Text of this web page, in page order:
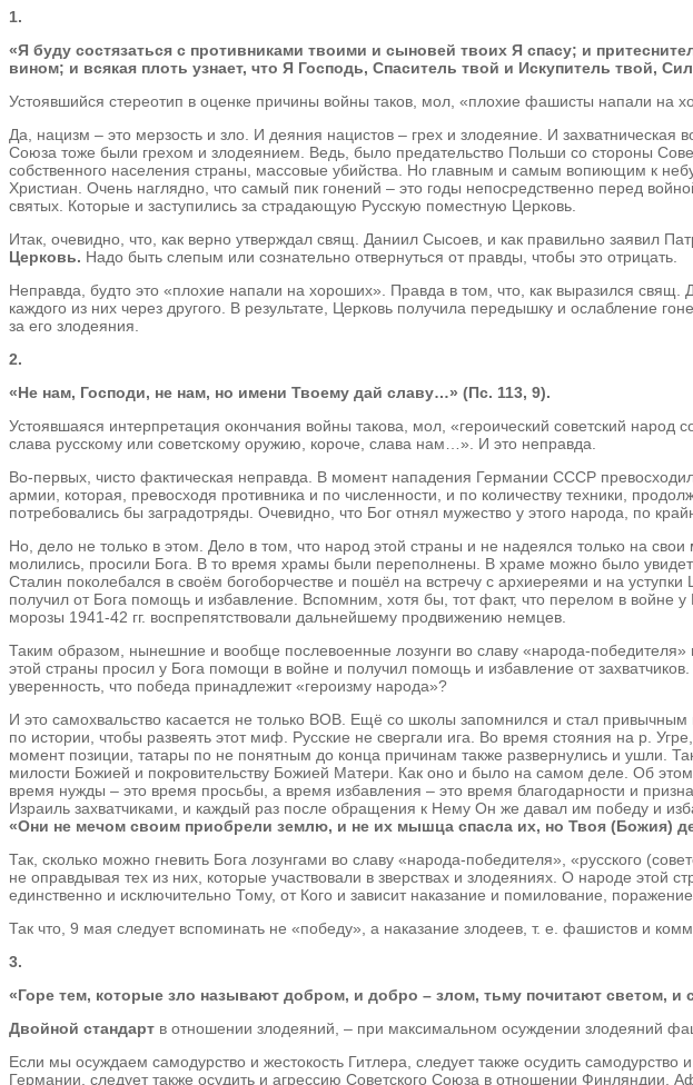
1.
«Я буду состязаться с противниками твоими и сыновей твоих Я спасу; и
вином; и всякая плоть узнает, что Я Господь, Спаситель твой и Искупитель твой,
Устоявшийся стереотип в оценке причины войны таков, мол, «плохие фашисты напали на
Да, нацизм – это мерзость и зло. И деяния нацистов – грех и злодеяние. И
Союза тоже были грехом и злодеянием. Ведь, было предательство Польши со стороны
собственного населения страны, массовые убийства. Но главным и самым вопиющим к
Христиан. Очень наглядно, что самый пик гонений – это годы непосредственно перед
святых. Которые и заступились за страдающую Русскую поместную Церковь.
Итак, очевидно, что, как верно утверждал свящ. Даниил Сысоев, и как правильно заявил
Церковь. Надо быть слепым или сознательно отвернуться от правды, чтобы это отрицать.
Неправда, будто это «плохие напали на хороших». Правда в том, что, как выразился
каждого из них через другого. В результате, Церковь получила передышку и ослабление
за его злодеяния.
2.
«Не нам, Господи, не нам, но имени Твоему дай славу…» (Пс. 113, 9).
Устоявшаяся интерпретация окончания войны такова, мол, «героический советский
слава русскому или советскому оружию, короче, слава нам…». И это неправда.
Во-первых, чисто фактическая неправда. В момент нападения Германии СССР
армии, которая, превосходя противника и по численности, и по количеству техники,
потребовались бы заградотряды. Очевидно, что Бог отнял мужество у этого народа, по
Но, дело не только в этом. Дело в том, что народ этой страны и не надеялся только на
молились, просили Бога. В то время храмы были переполнены. В храме можно было
Сталин поколебался в своём богоборчестве и пошёл на встречу с архиереями и на
получил от Бога помощь и избавление. Вспомним, хотя бы, тот факт, что перелом в войне
морозы 1941-42 гг. воспрепятствовали дальнейшему продвижению немцев.
Таким образом, нынешние и вообще послевоенные лозунги во славу «народа-победителя»
этой страны просил у Бога помощи в войне и получил помощь и избавление от
уверенность, что победа принадлежит «героизму народа»?
И это самохвальство касается не только ВОВ. Ещё со школы запомнился и стал
по истории, чтобы развеять этот миф. Русские не свергали ига. Во время стояния на р.
момент позиции, татары по не понятным до конца причинам также развернулись и ушли.
милости Божией и покровительству Божией Матери. Как оно и было на самом деле. Об
время нужды – это время просьбы, а время избавления – это время благодарности и
Израиль захватчиками, и каждый раз после обращения к Нему Он же давал им победу и
«Они не мечом своим приобрели землю, и не их мышца спасла их, но Твоя (Божия)
Так, сколько можно гневить Бога лозунгами во славу «народа-победителя», «русского
не оправдывая тех из них, которые участвовали в зверствах и злодеяниях. О народе этой
единственно и исключительно Тому, от Кого и зависит наказание и помилование,
Так что, 9 мая следует вспоминать не «победу», а наказание злодеев, т. е. фашистов и
3.
«Горе тем, которые зло называют добром, и добро – злом, тьму почитают светом, и
Двойной стандарт в отношении злодеяний, – при максимальном осуждении злодеяний
Если мы осуждаем самодурство и жестокость Гитлера, следует также осудить
Германии, следует также осудить и агрессию Советского Союза в отношении Финляндии,